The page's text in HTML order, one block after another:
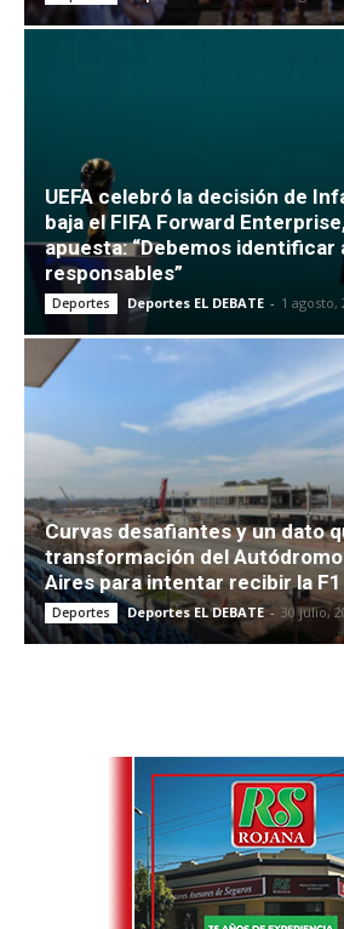
UEFA celebró la decisión de
baja el FIFA Forward
apuesta: “Debemos identificar
responsables”
Deportes Deportes EL DEBATE - 1 agosto,
Curvas desafiantes y un dato
transformación del
Aires para intentar recibir la F1
Deportes Deportes EL DEBATE - 30 julio,